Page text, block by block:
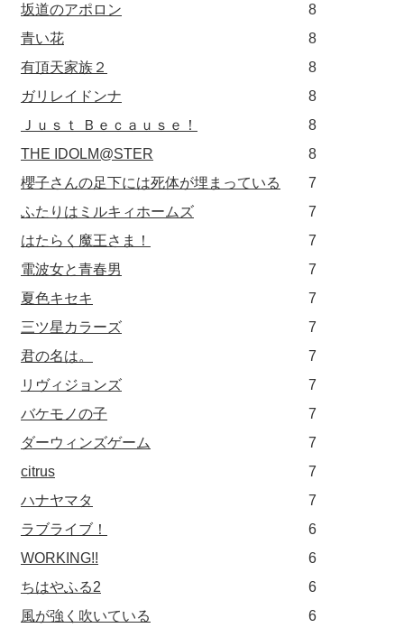
坂道のアポロン
8
青い花
8
有頂天家族２
8
ガリレイドンナ
8
Ｊｕｓｔ Ｂｅｃａｕｓｅ！
8
THE IDOLM@STER
8
櫻子さんの足下には死体が埋まっている
7
ふたりはミルキィホームズ
7
はたらく魔王さま！
7
電波女と青春男
7
夏色キセキ
7
三ツ星カラーズ
7
君の名は。
7
リヴィジョンズ
7
バケモノの子
7
ダーウィンズゲーム
7
citrus
7
ハナヤマタ
7
ラブライブ！
6
WORKING!!
6
ちはやふる2
6
風が強く吹いている
6